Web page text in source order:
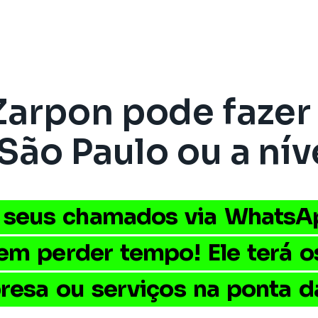
pode
Paulo ou a
chamados via
perder tempo! Ele terá
ou serviços na ponta